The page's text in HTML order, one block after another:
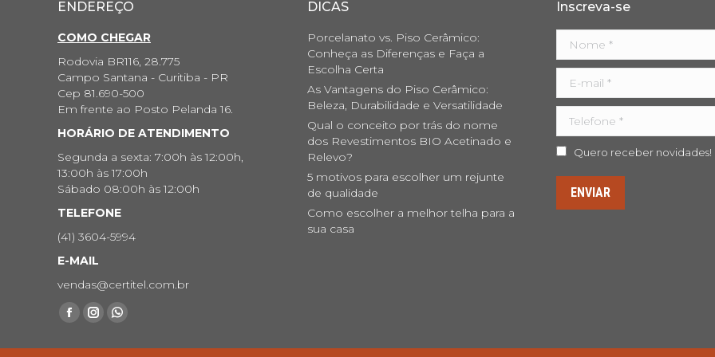
ENDEREÇO
COMO CHEGAR
Rodovia BR116, 28.775
Campo Santana - Curitiba - PR
Cep 81.690-500
Em frente ao Posto Pelanda 16.
HORÁRIO DE ATENDIMENTO
Segunda a sexta: 7:00h às 12:00h,
13:00h às 17:00h
Sábado 08:00h às 12:00h
TELEFONE
(41) 3604-5994
E-MAIL
vendas@certitel.com.br
Encontre-nos em:
Facebook
InstagramWhatsapp
DICAS
Porcelanato vs. Piso Cerâmico:
Conheça as Diferenças e Faça a
Escolha Certa
As Vantagens do Piso Cerâmico:
Beleza, Durabilidade e Versatilidade
Qual o conceito por trás do nome
dos Revestimentos BIO Acetinado e
Relevo?
5 motivos para escolher um rejunte
de qualidade
Como escolher a melhor telha para a
sua casa
Inscreva-se
Telefone *
Quero receber novidades!
ENVIAR